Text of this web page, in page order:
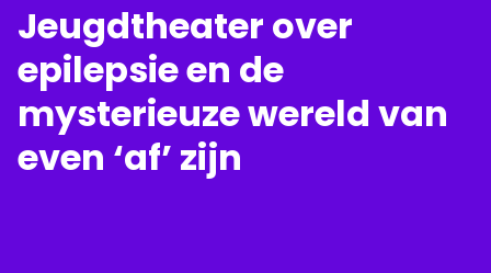
Jeugdtheater over
epilepsie en de
mysterieuze wereld van
even ‘af’ zijn